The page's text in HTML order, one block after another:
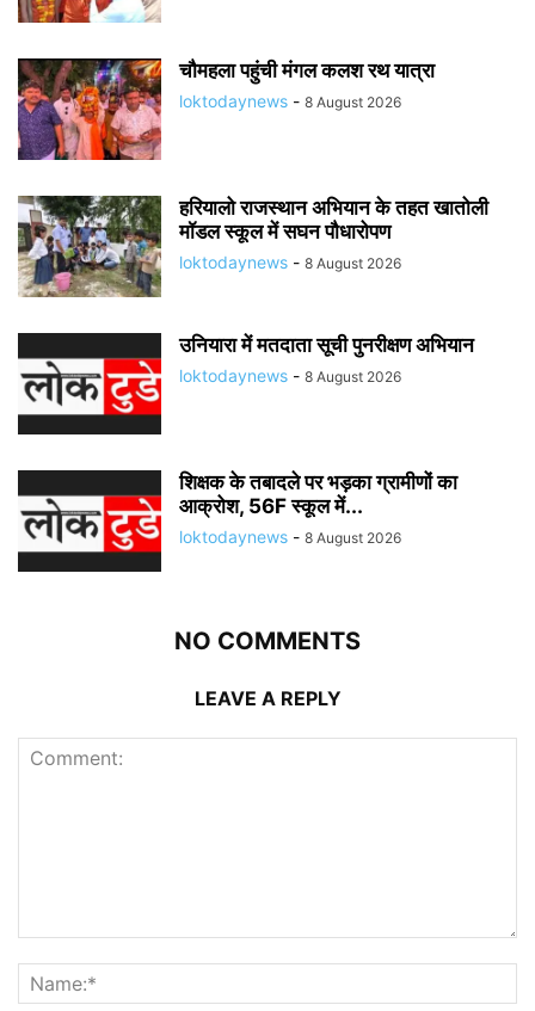
चौमहला पहुंची मंगल कलश रथ यात्रा
loktodaynews - 8 August 2026
हरियालो राजस्थान अभियान के तहत खातोली
मॉडल स्कूल में सघन पौधारोपण
loktodaynews - 8 August 2026
उनियारा में मतदाता सूची पुनरीक्षण अभियान
loktodaynews - 8 August 2026
शिक्षक के तबादले पर भड़का ग्रामीणों का
आक्रोश, 56F स्कूल में...
loktodaynews - 8 August 2026
NO COMMENTS
LEAVE A REPLY